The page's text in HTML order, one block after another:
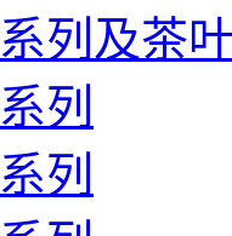
列及茶
列
列